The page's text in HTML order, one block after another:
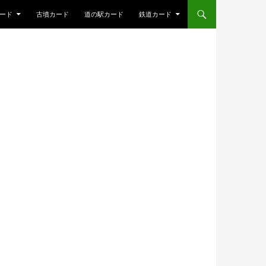
ド 古墳カード 道の駅カード 鉄道カード